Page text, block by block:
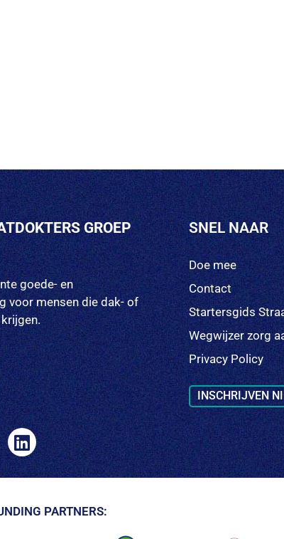
GROEP
goede- en
voor mensen die dak- of
krijgen.
SNEL NAAR
Doe mee
Contact
Startersgids
Wegwijzer zorg
Privacy Policy
INSCHRIJVEN
PARTNERS: